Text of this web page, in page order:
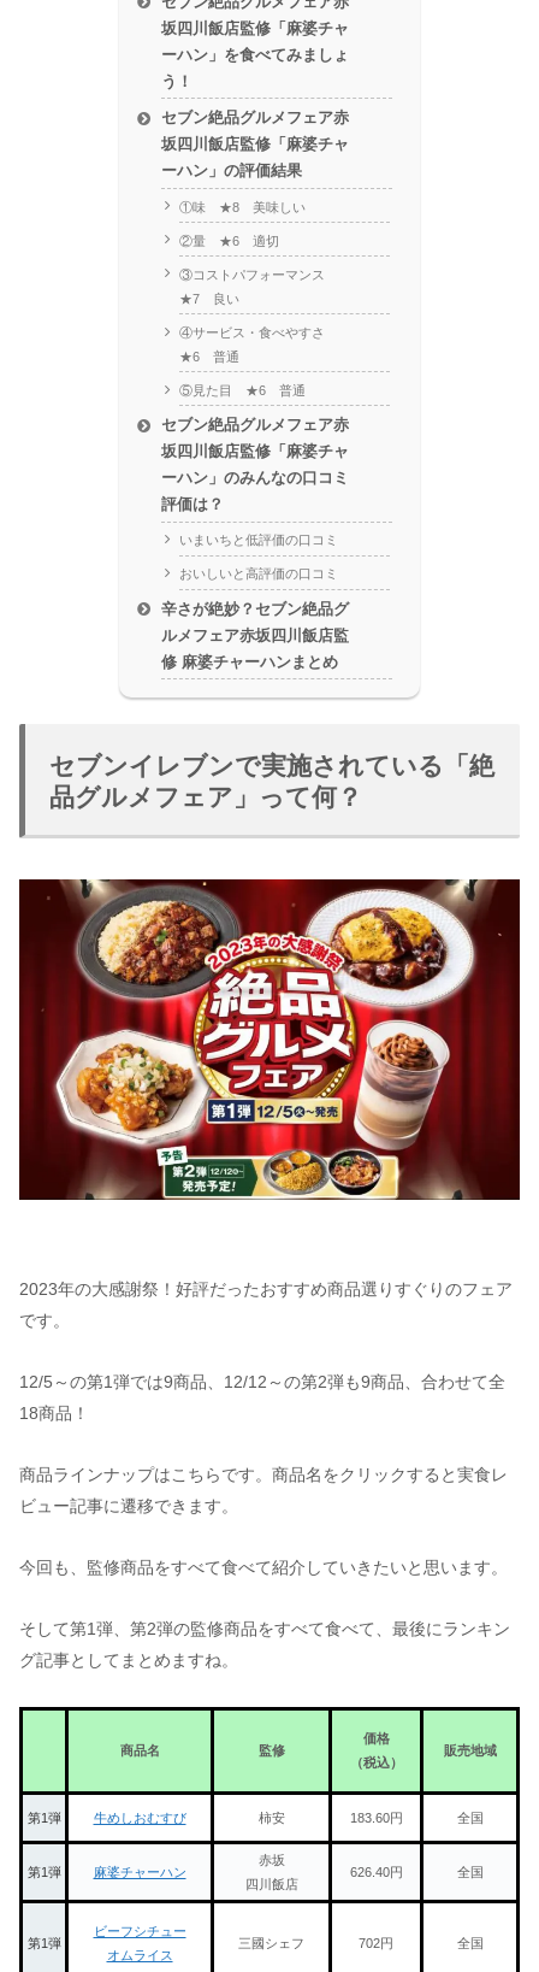
坂四川飯店監修「麻婆チャ
ーハン」を食べてみましょ
う！
セブン絶品グルメフェア赤
坂四川飯店監修「麻婆チャ
ーハン」の評価結果
①味 ★8 美味しい
②量 ★6 適切
③コストパフォーマンス
★7 良い
④サービス・食べやすさ
★6 普通
⑤見た目 ★6 普通
セブン絶品グルメフェア赤
坂四川飯店監修「麻婆チャ
ーハン」のみんなの口コミ
評価は？
いまいちと低評価の口コミ
おいしいと高評価の口コミ
辛さが絶妙？セブン絶品グ
ルメフェア赤坂四川飯店監
修 麻婆チャーハンまとめ
セブンイレブンで実施されている「絶
品グルメフェア」って何？
2023年の大感謝祭！好評だったおすすめ商品選りすぐりのフェア
です。
12/5～の第1弾では9商品、12/12～の第2弾も9商品、合わせて全
18商品！
商品ラインナップはこちらです。商品名をクリックすると実食レ
ビュー記事に遷移できます。
今回も、監修商品をすべて食べて紹介していきたいと思います。
そして第1弾、第2弾の監修商品をすべて食べて、最後にランキン
グ記事としてまとめますね。
商品名 監修
価格
（税込）
販売地域
第1弾 牛めしおむすび 柿安 183.60円 全国
第1弾 麻婆チャーハン
赤坂
四川飯店
626.40円 全国
第1弾
ビーフシチュー
オムライス
三國シェフ 702円 全国